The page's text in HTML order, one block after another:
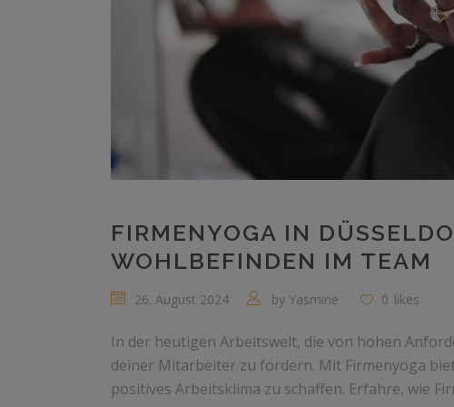
FIRMENYOGA IN
WOHLBEFINDEN IM TEAM
26. August 2024 by Yasmine 0 likes
In der heutigen Arbeitswelt, die von hohen
deiner Mitarbeiter zu fördern. Mit Firmenyoga
positives Arbeitsklima zu schaffen. Erfahre, wie